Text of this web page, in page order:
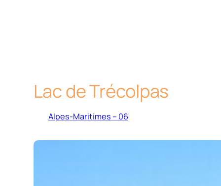
Lac de Trécolpas
Alpes-Maritimes – 06